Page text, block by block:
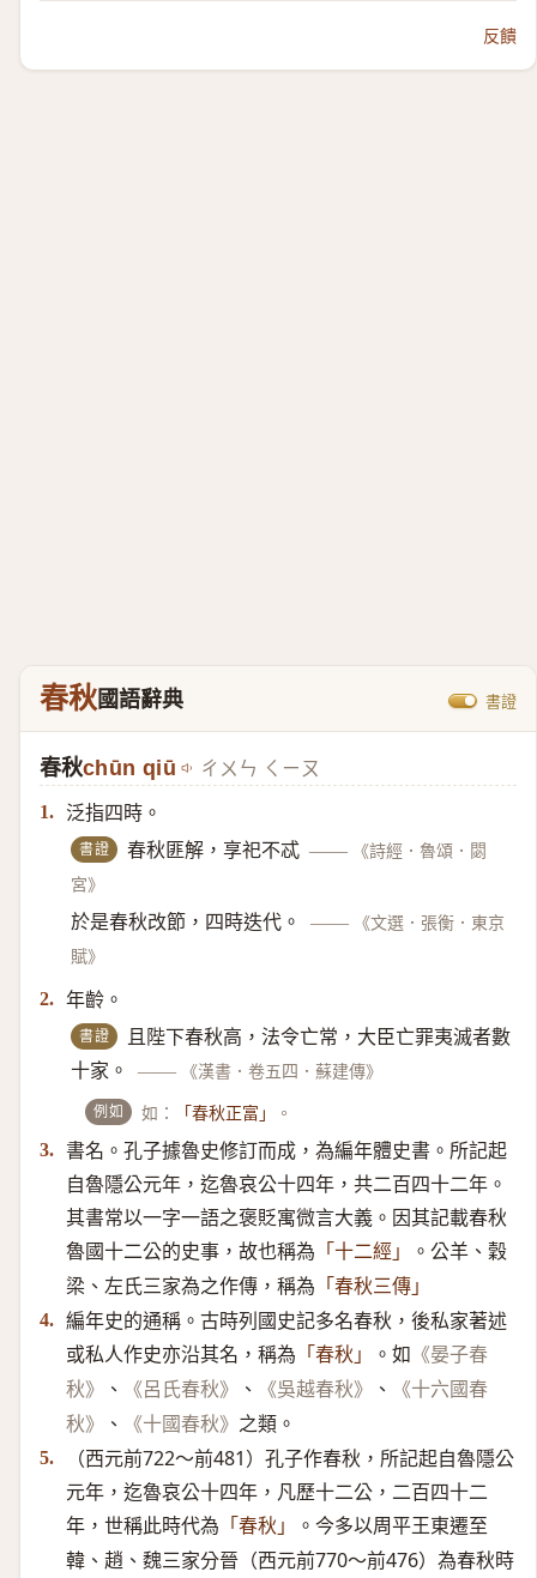
反饋
春秋國語辭典 書證
春秋chūn qiū ㄔㄨㄣ ㄑㄧㄡ
1. 泛指四時。
書證 春秋匪解，享祀不忒 ——
《詩經．魯頌．閟
宮》
於是春秋改節，四時迭代。 ——
《文選．張衡．東京
賦》
2. 年齡。
書證
且陛下春秋高，法令亡常，大臣亡罪夷滅者數
十家。
—— 《漢書．卷五四．蘇建傳》
例如 如： 「春秋正富」 。
3. 書名。孔子據魯史修訂而成，為編年體史書。所記起
自魯隱公元年，迄魯哀公十四年，共二百四十二年。
其書常以一字一語之褒貶寓微言大義。因其記載春秋
魯國十二公的史事，故也稱為 「十二經」
。公羊、穀
梁、左氏三家為之作傳，稱為 「春秋三傳」
4. 編年史的通稱。古時列國史記多名春秋，後私家著述
或私人作史亦沿其名，稱為 「春秋」 。如 《晏子春
秋》
、 《呂氏春秋》 、 《吳越春秋》 、
《十六國春
秋》
、 《十國春秋》 之類。
5.
（西元前722～前481）​孔子作春秋，所記起自魯隱公
元年，迄魯哀公十四年，凡歷十二公，二百四十二
年，世稱此時代為 「春秋」
。今多以周平王東遷至
韓、趙、魏三家分晉（西元前770～前476）​為春秋時